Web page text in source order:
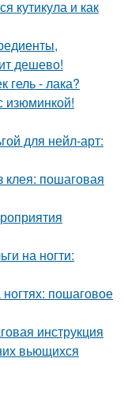
кутикула и как
дешево!
гель - лака?
изюминкой!
для нейл-арт:
клея: пошаговая
на ногти:
пошаговое
инструкция
вьющихся